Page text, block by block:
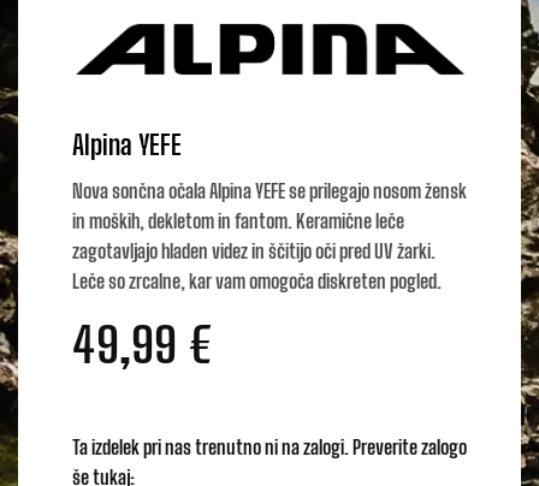
Alpina YEFE
Nova sončna očala Alpina YEFE se prilegajo nosom žensk
in moških, dekletom in fantom. Keramične leče
zagotavljajo hladen videz in ščitijo oči pred UV žarki.
Leče so zrcalne, kar vam omogoča diskreten pogled.
49,99 €
Ta izdelek pri nas trenutno ni na zalogi. Preverite zalogo
še tukaj: